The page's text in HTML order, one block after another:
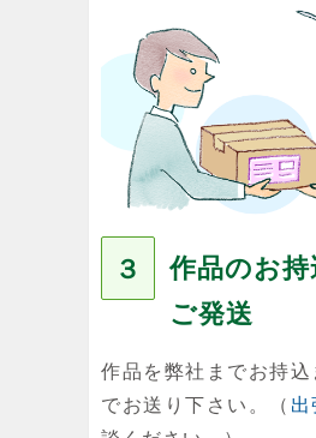
３
作品のお
ご発送
作品を弊社までお持込
でお送り下さい。（ 出